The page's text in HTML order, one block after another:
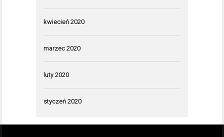
kwiecień 2020
marzec 2020
luty 2020
styczeń 2020